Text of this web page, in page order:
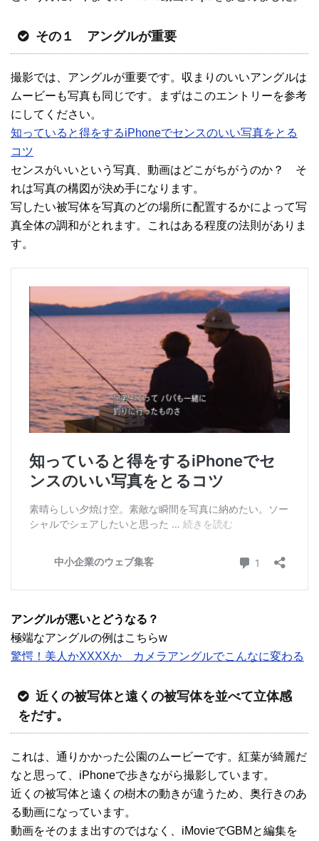
その１ アングルが重要
撮影では、アングルが重要です。収まりのいいアングルは
ムービーも写真も同じです。まずはこのエントリーを参考
にしてください。
知っていると得をするiPhoneでセンスのいい写真をとる
コツ
センスがいいという写真、動画はどこがちがうのか？ そ
れは写真の構図が決め手になります。
写したい被写体を写真のどの場所に配置するかによって写
真全体の調和がとれます。これはある程度の法則がありま
す。
アングルが悪いとどうなる？
極端なアングルの例はこちらw
驚愕！美人かXXXXか カメラアングルでこんなに変わる
近くの被写体と遠くの被写体を並べて立体感
をだす。
これは、通りかかった公園のムービーです。紅葉が綺麗だ
なと思って、iPhoneで歩きながら撮影しています。
近くの被写体と遠くの樹木の動きが違うため、奥行きのあ
る動画になっています。
動画をそのまま出すのではなく、iMovieでGBMと編集を